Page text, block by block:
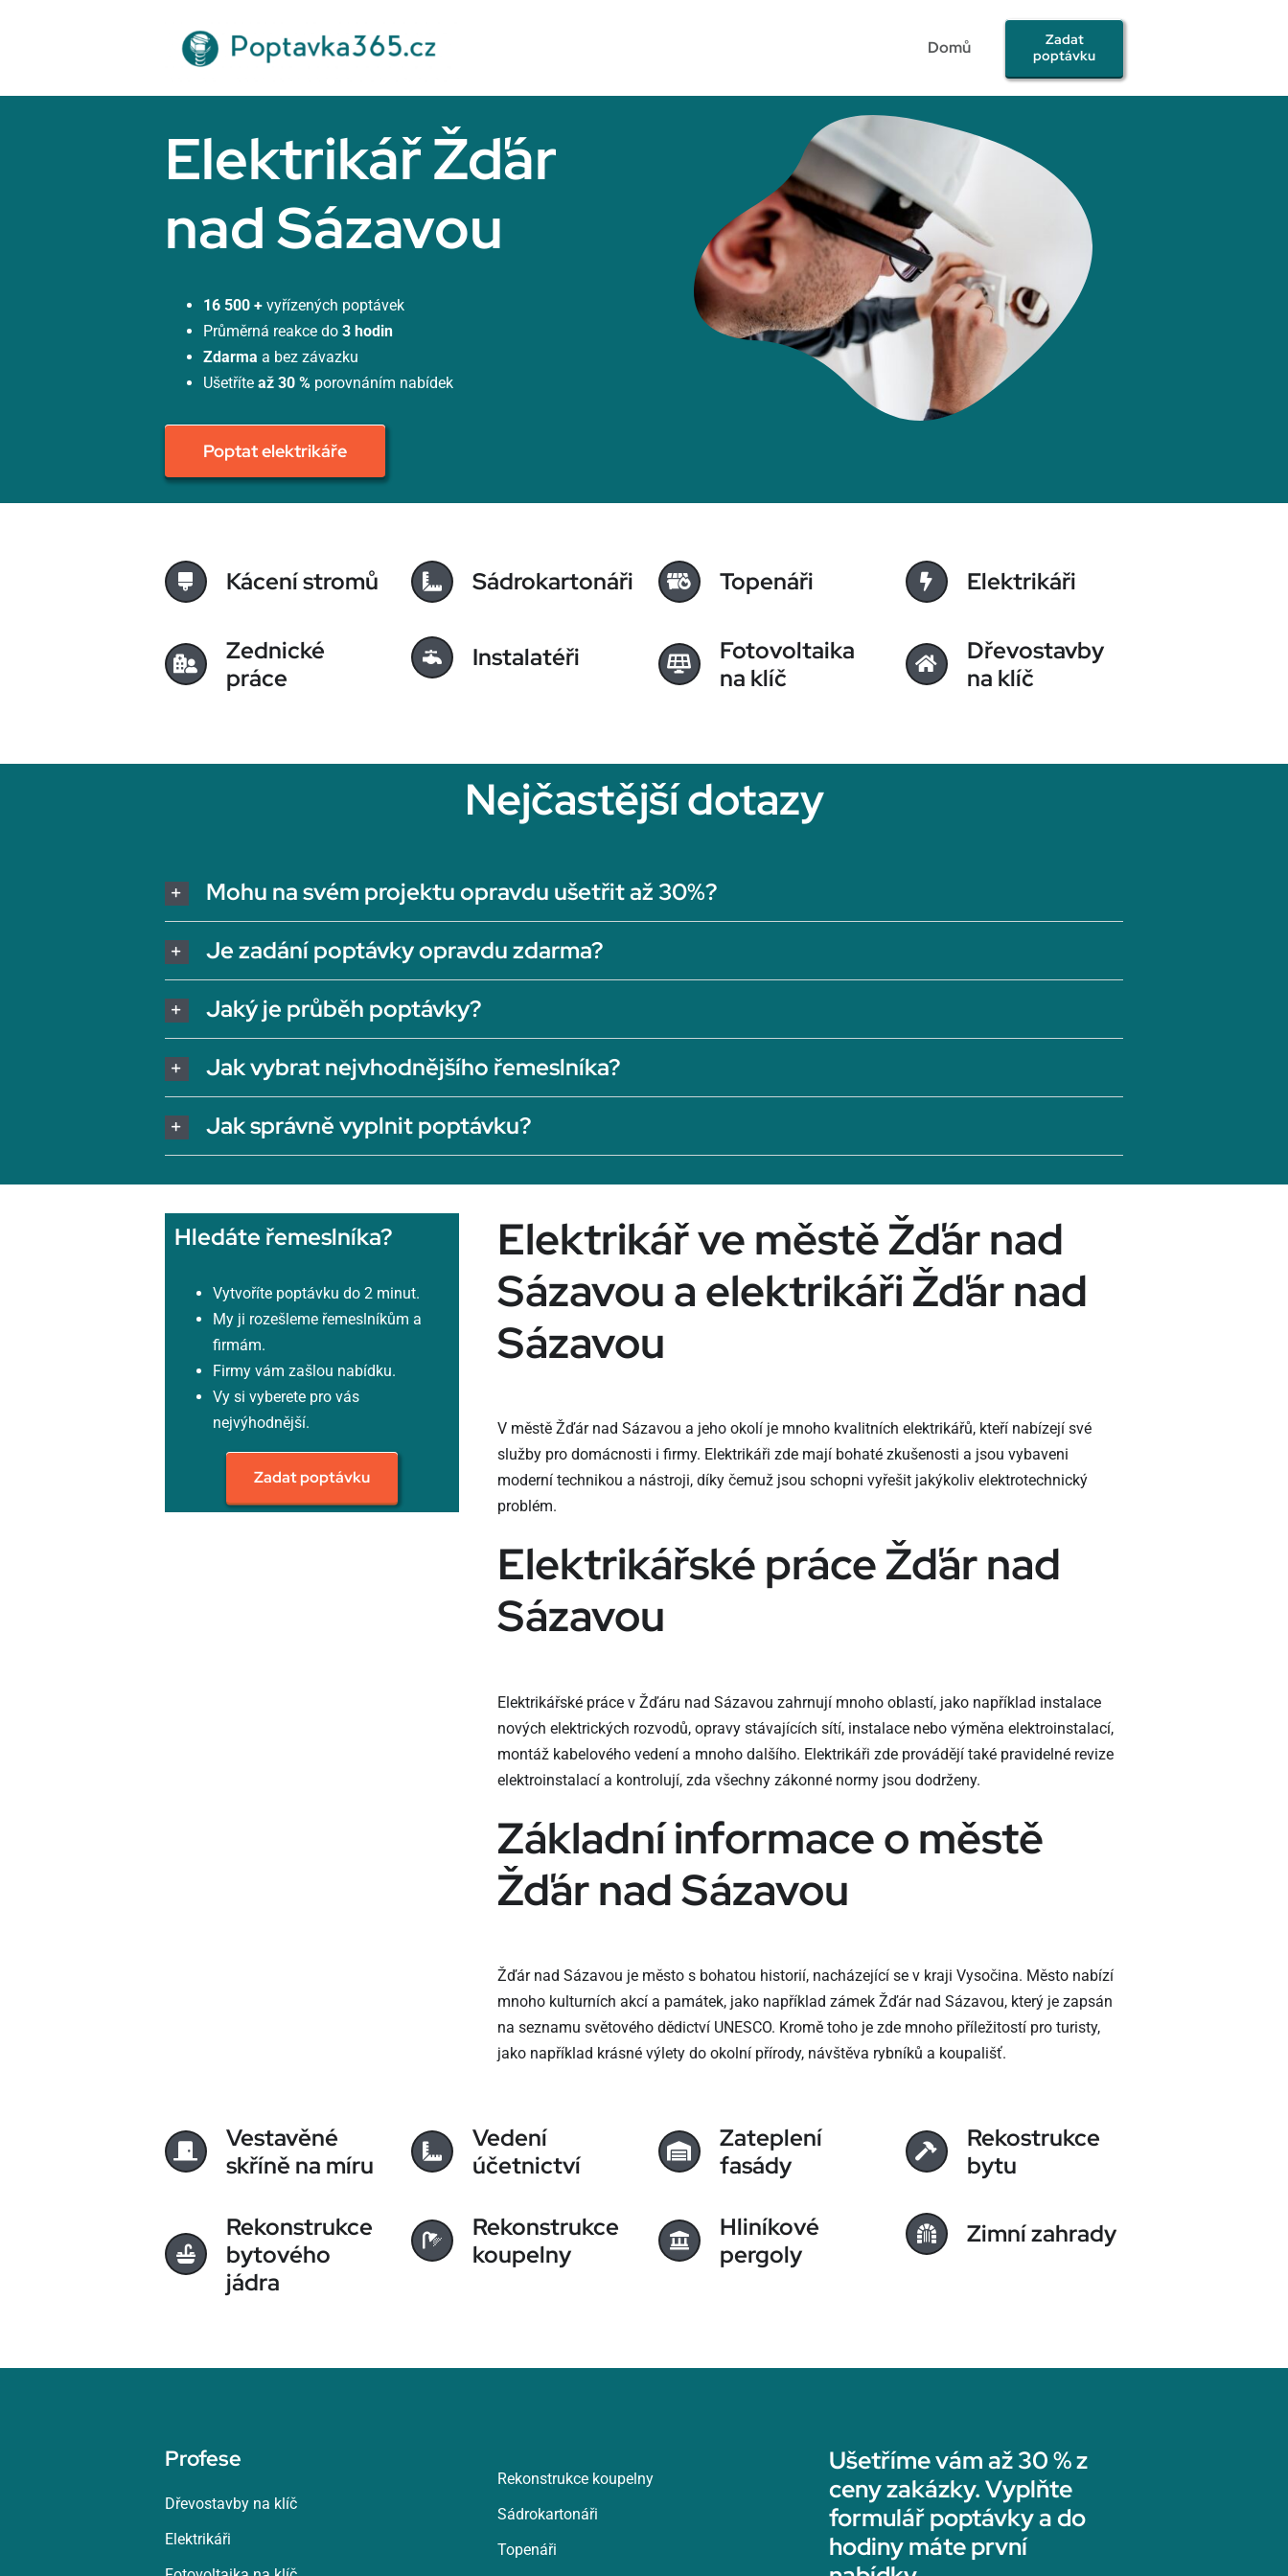
Domů
Zadat
poptávku
Elektrikář Žďár
nad Sázavou
16 500 + vyřízených poptávek
Průměrná reakce do 3 hodin
Zdarma a bez závazku
Ušetříte až 30 %porovnáním nabídek
Poptat elektrikáře
Kácení stromů Sádrokartonáři Topenáři Elektrikáři
Zednické
práce
Instalatéři
Fotovoltaika
na klíč
Dřevostavby
na klíč
Nejčastější dotazy
Mohu na svém projektu opravdu ušetřit až 30%?
Je zadání poptávky opravdu zdarma?
Jaký je průběh poptávky?
Jak vybrat nejvhodnějšího řemeslníka?
Jak správně vyplnit poptávku?
Hledáte řemeslníka?
Vytvoříte poptávku do 2 minut.
My ji rozešleme řemeslníkům a
firmám.
Firmy vám zašlou nabídku.
Vy si vyberete pro vás
nejvýhodnější.
Zadat poptávku
Elektrikář ve městě Žďár nad
Sázavou a elektrikáři Žďár nad
Sázavou
V městě Žďár nad Sázavou a jeho okolí je mnoho kvalitních elektrikářů, kteří nabízejí své
služby pro domácnosti i firmy. Elektrikáři zde mají bohaté zkušenosti a jsou vybaveni
moderní technikou a nástroji, díky čemuž jsou schopni vyřešit jakýkoliv elektrotechnický
problém.
Elektrikářské práce Žďár nad
Sázavou
Elektrikářské práce v Žďáru nad Sázavou zahrnují mnoho oblastí, jako například instalace
nových elektrických rozvodů, opravy stávajících sítí, instalace nebo výměna elektroinstalací,
montáž kabelového vedení a mnoho dalšího. Elektrikáři zde provádějí také pravidelné revize
elektroinstalací a kontrolují, zda všechny zákonné normy jsou dodrženy.
Základní informace o městě
Žďár nad Sázavou
Žďár nad Sázavou je město s bohatou historií, nacházející se v kraji Vysočina. Město nabízí
mnoho kulturních akcí a památek, jako například zámek Žďár nad Sázavou, který je zapsán
na seznamu světového dědictví UNESCO. Kromě toho je zde mnoho příležitostí pro turisty,
jako například krásné výlety do okolní přírody, návštěva rybníků a koupališť.
Vestavěné
skříně na míru
Vedení
účetnictví
Zateplení
fasády
Rekostrukce
bytu
Rekonstrukce
bytového
jádra
Rekonstrukce
koupelny
Hliníkové
pergoly
Zimní zahrady
Profese
Dřevostavby na klíč
Elektrikáři
Rekonstrukce koupelny
Sádrokartonáři
Topenáři
Ušetříme vám až 30 % z
ceny zakázky. Vyplňte
formulář poptávky a do
hodiny máte první